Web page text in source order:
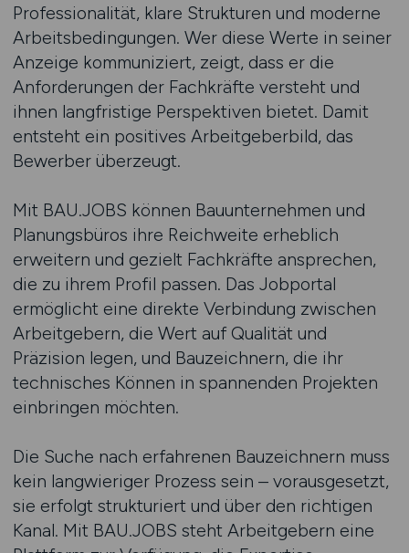
Professionalität, klare Strukturen und moderne
Arbeitsbedingungen. Wer diese Werte in seiner
Anzeige kommuniziert, zeigt, dass er die
Anforderungen der Fachkräfte versteht und
ihnen langfristige Perspektiven bietet. Damit
entsteht ein positives Arbeitgeberbild, das
Bewerber überzeugt.
Mit BAU.JOBS können Bauunternehmen und
Planungsbüros ihre Reichweite erheblich
erweitern und gezielt Fachkräfte ansprechen,
die zu ihrem Profil passen. Das Jobportal
ermöglicht eine direkte Verbindung zwischen
Arbeitgebern, die Wert auf Qualität und
Präzision legen, und Bauzeichnern, die ihr
technisches Können in spannenden Projekten
einbringen möchten.
Die Suche nach erfahrenen Bauzeichnern muss
kein langwieriger Prozess sein – vorausgesetzt,
sie erfolgt strukturiert und über den richtigen
Kanal. Mit BAU.JOBS steht Arbeitgebern eine